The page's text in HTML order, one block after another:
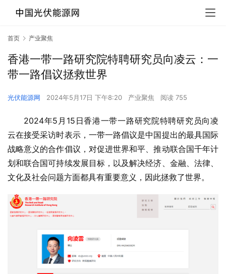
首页 产业聚焦
香港一带一路研究院特聘研究员向凌云：一
带一路倡议拯救世界
光伏能源网 2024年5月17日 下午8:20 产业聚焦 阅读 755
2024年5月15日香港一带一路研究院特聘研究员向凌
云在接受采访时表示，一带一路倡议是中国提出的最具国际
战略意义的合作倡议，对促进世界和平、推动联合国千年计
划和联合国可持续发展目标，以及解决经济、金融、法律、
文化及社会问题方面都具有重要意义，因此拯救了世界。